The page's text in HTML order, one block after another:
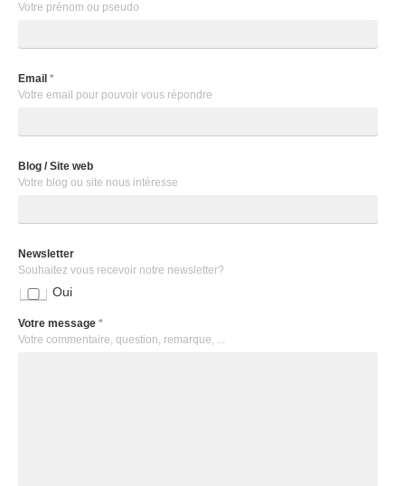
Votre prénom ou pseudo
Email *
Votre email pour pouvoir vous répondre
Blog / Site web
Votre blog ou site nous intéresse
Newsletter
Souhaitez vous recevoir notre newsletter?
Oui
Votre message *
Votre commentaire, question, remarque, ...